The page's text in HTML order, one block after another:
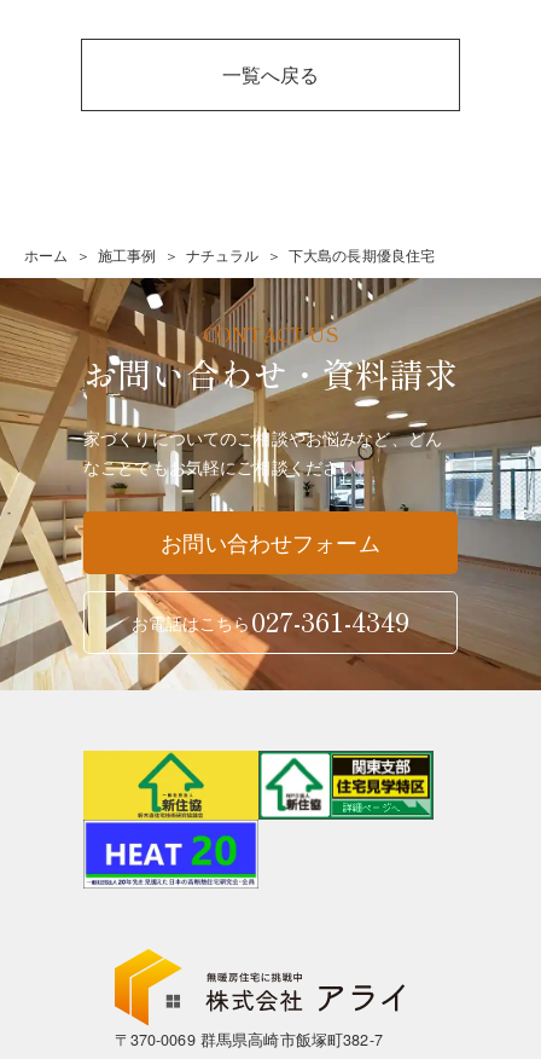
一覧へ戻る
ホーム 施工事例 ナチュラル 下大島の長期優良住宅
お問い合わせ・資料請求
家づくりについてのご相談やお悩みなど、どん
なことでもお気軽にご相談ください。
お問い合わせフォーム
お電話はこちら 027-361-4349
〒370-0069 群馬県高崎市飯塚町382-7